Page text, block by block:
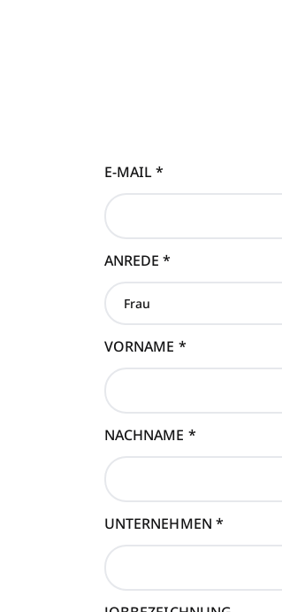
E-MAIL*
ANREDE*
VORNAME *
NACHNAME *
UNTERNEHMEN*